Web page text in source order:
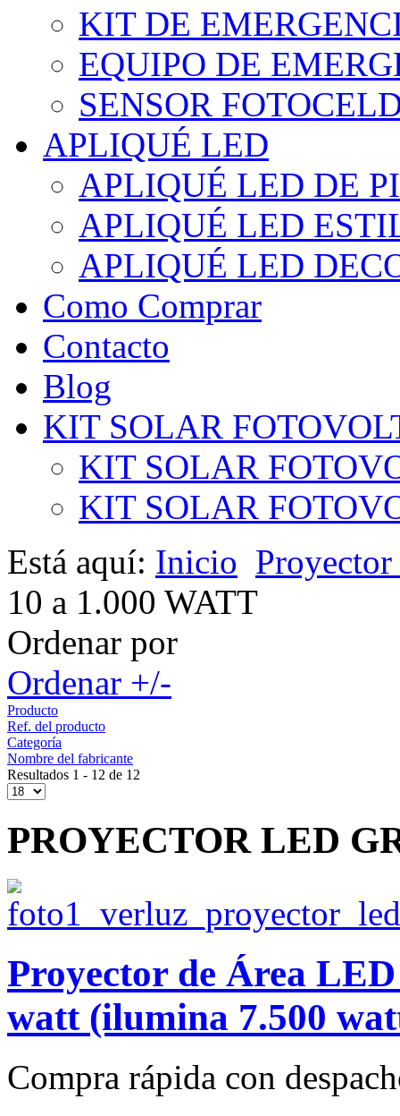
KIT DE
EQUIPO DE
SENSOR
APLIQUÉ LED
APLIQUÉ LED DE
APLIQUÉ LED
APLIQUÉ LED
Como Comprar
Contacto
Blog
KIT SOLAR
KIT SOLAR
KIT SOLAR
Está aquí: Inicio
10 a 1.000 WATT
Ordenar por
Ordenar +/-
Producto
Ref. del producto
Categoría
Nombre del fabricante
Resultados 1 - 12 de 12
PROYECTOR LED
Proyector de Área
watt (ilumina 7.500
Compra rápida con